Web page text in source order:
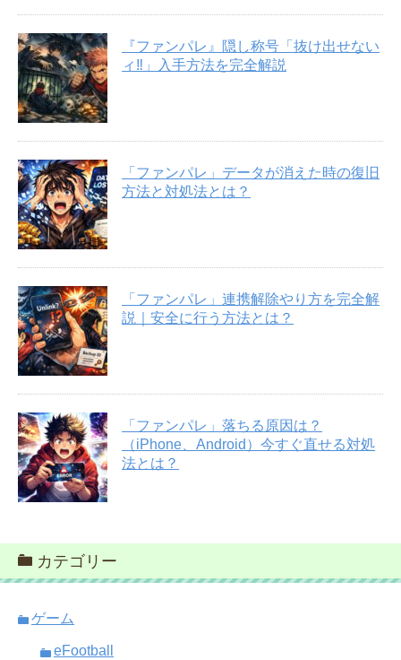
『ファンパレ』隠し称号「抜け出せない
ィ‼︎」入手方法を完全解説
「ファンパレ」データが消えた時の復旧
方法と対処法とは？
「ファンパレ」連携解除やり方を完全解
説｜安全に行う方法とは？
「ファンパレ」落ちる原因は？
（iPhone、Android）今すぐ直せる対処
法とは？
カテゴリー
ゲーム
eFootball